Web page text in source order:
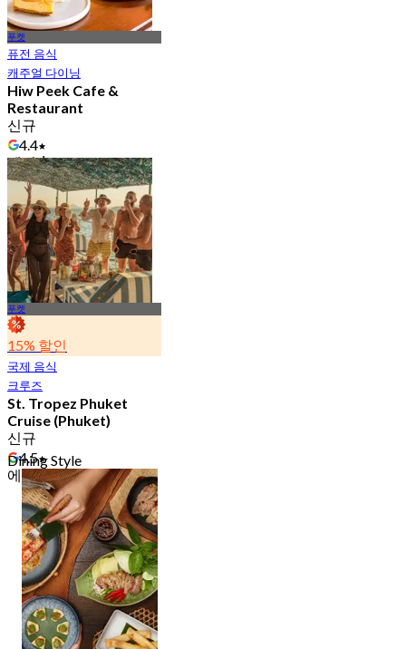
푸켓
퓨전 음식
캐주얼 다이닝
Hiw Peek Cafe &
Restaurant
신규
4.4
에서฿ 296
푸켓
15% 할인
국제 음식
크루즈
St. Tropez Phuket
Cruise (Phuket)
신규
4.5
에서฿ 69,000
Dining Style